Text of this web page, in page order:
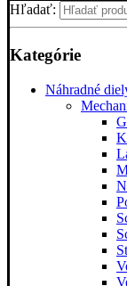
Hľadať:
Kategórie
Náhradné